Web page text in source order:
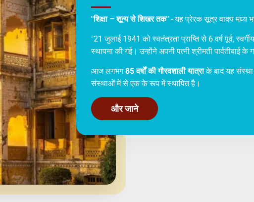
"शिक्षा – शून्य से शिखर तक" - यह प्रेरक सूत्र वाक्य मध्य
"21 जुलाई 1941 को स्वतंत्रता प्राप्ति से 6 वर्ष पूर्व,
स्थापना की गई। उन्होंने अपनी पत्नी श्रीमती
आज लगभग85 वर्षों की गौरवशाली यात्राके बाद यह संस्था
संस्थाओं में से एक के रूप में स्थापित है।
और जाने